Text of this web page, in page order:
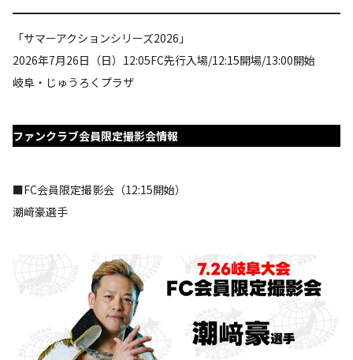
「サマーアクションシリーズ2026」
2026年7月26日（日）12:05FC先行入場/12:15開場/13:00開始
岐阜・じゅうろくプラザ
ファンクラブ会員限定撮影会情報
■FC会員限定撮影会（12:15開始）
潮﨑豪選手